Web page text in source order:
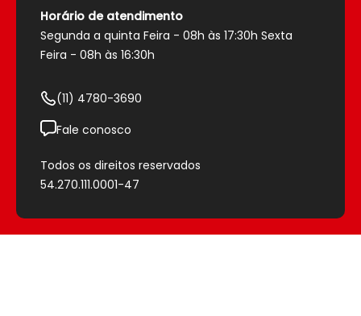
Sobre nós
Segurança
Política de envio
Política de pagamento
Trocas e devoluções
Horário de atendimento
Segunda a quinta Feira - 08h às 17:30h Sexta
Feira - 08h às 16:30h
(11) 4780-3690
Fale conosco
Todos os direitos reservados
54.270.111.0001-47